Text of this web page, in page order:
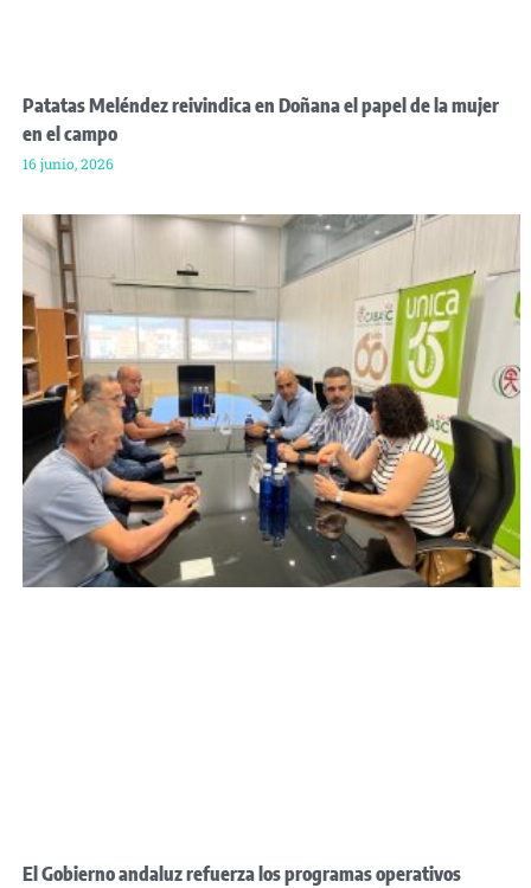
Patatas Meléndez reivindica en Doñana el papel de la mujer
en el campo
16 junio, 2026
El Gobierno andaluz refuerza los programas operativos